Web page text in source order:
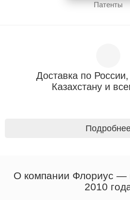
Патенты
Доставка по
Казахстану и
О компании Флориус —
2010